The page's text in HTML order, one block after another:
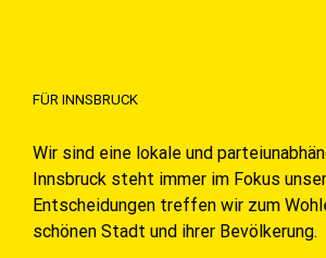
FÜR INNSBRUCK
Wir sind eine lokale und
Innsbruck steht immer im Fokus
Entscheidungen treffen wir zum
schönen Stadt und ihrer Bevölkerung.